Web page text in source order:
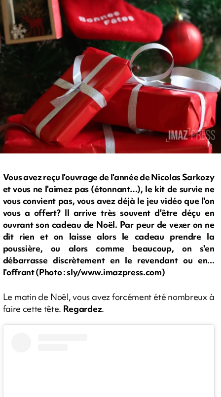
Vous avez reçu l'ouvrage de l'année de Nicolas Sarkozy
et vous ne l'aimez pas (étonnant…), le kit de survie ne
vous convient pas, vous avez déjà le jeu vidéo que l'on
vous a offert? Il arrive très souvent d'être déçu en
ouvrant son cadeau de Noël. Par peur de vexer on ne
dit rien et on laisse alors le cadeau prendre la
poussière, ou alors comme beaucoup, on s'en
débarrasse discrètement en le revendant ou en...
l'offrant (Photo : sly/www.imazpress.com)
Le matin de Noël, vous avez forcément été nombreux à
faire cette tête. Regardez.